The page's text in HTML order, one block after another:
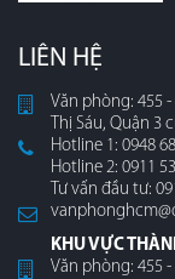
LIÊN HỆ
Văn phòng: 455 -
Thị Sáu, Quận 3
Hotline 1: 0948
Hotline 2: 0911
Tư vấn đầu tư:
KHU VỰC
Văn phòng: 455 -